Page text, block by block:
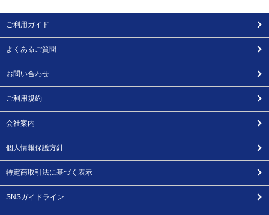
ご利用ガイド
よくあるご質問
お問い合わせ
ご利用規約
会社案内
個人情報保護方針
特定商取引法に基づく表示
SNSガイドライン